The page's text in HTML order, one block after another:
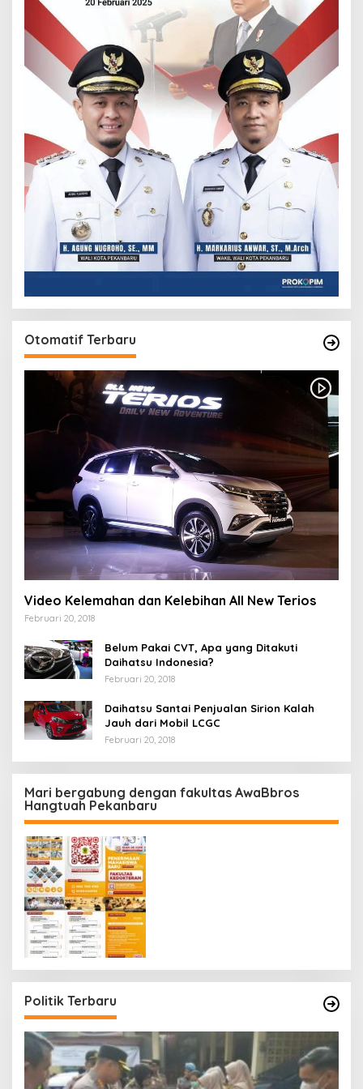
Otomatif Terbaru
Video Kelemahan dan Kelebihan All New Terios
Februari 20, 2018
Belum Pakai CVT, Apa yang Ditakuti
Daihatsu Indonesia?
Februari 20, 2018
Daihatsu Santai Penjualan Sirion Kalah
Jauh dari Mobil LCGC
Februari 20, 2018
Mari bergabung dengan fakultas AwaBbros
Hangtuah Pekanbaru
Politik Terbaru